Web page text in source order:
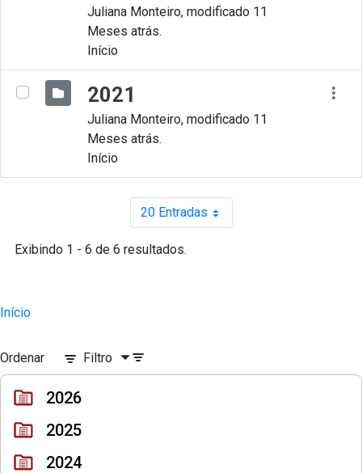
Juliana Monteiro, modificado 11
Meses atrás.
Início
2021
Juliana Monteiro, modificado 11
Meses atrás.
Início
20 EntradasPor página
Exibindo 1 - 6 de 6 resultados.
Início
Ordenar Filtro
2026
2025
2024